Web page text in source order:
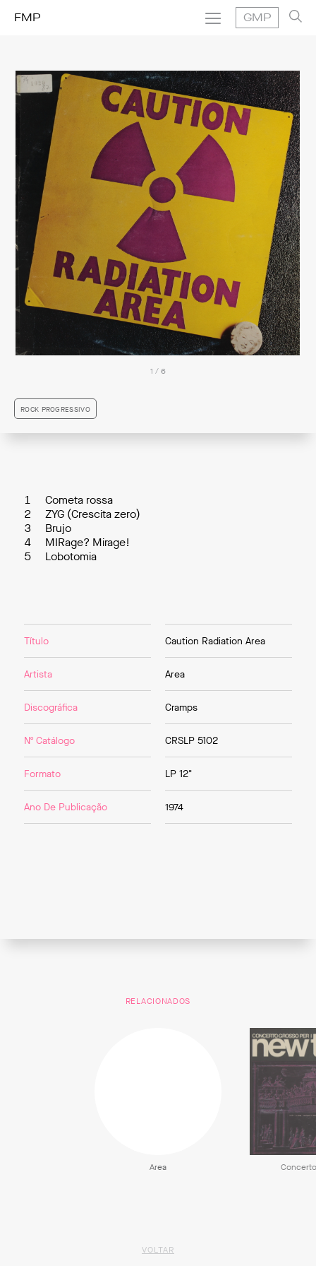
FMP GMP
1 / 6
ROCK PROGRESSIVO
1
Cometa rossa
2
ZYG (Crescita zero)
3
Brujo
4
MIRage? Mirage!
5
Lobotomia
Título Caution Radiation Area
Artista Area
Discográfica Cramps
Nº Catálogo CRSLP 5102
Formato LP 12"
Ano De Publicação 1974
RELACIONADOS
Area
VOLTAR